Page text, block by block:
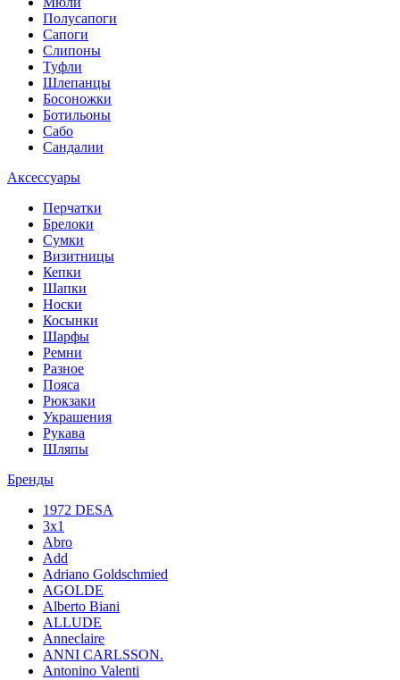
Полусапоги
Сапоги
Слипоны
Туфли
Шлепанцы
Босоножки
Ботильоны
Сабо
Сандалии
Аксессуары
Перчатки
Брелоки
Сумки
Визитницы
Кепки
Шапки
Носки
Косынки
Шарфы
Ремни
Разное
Пояса
Рюкзаки
Украшения
Рукава
Шляпы
Бренды
1972 DESA
3x1
Abro
Add
Adriano Goldschmied
AGOLDE
Alberto Biani
ALLUDE
Anneclaire
ANNI CARLSSON.
Antonino Valenti